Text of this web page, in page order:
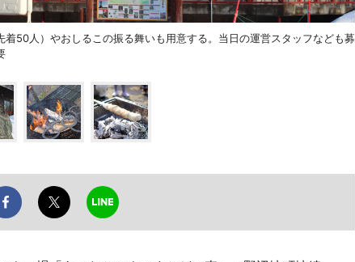
50人）やおしるこの振る舞いも用意する。当日の運営スタッフなども募